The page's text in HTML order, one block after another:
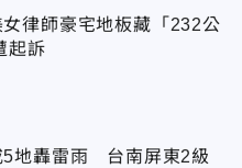
律師豪宅地板藏「232公
起訴
5地轟雷雨 台南屏東2級